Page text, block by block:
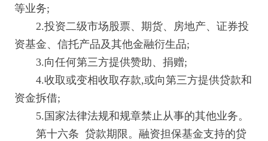
等业务;
2.投资二级市场股票、期货、房地产、证券投
资基金、信托产品及其他金融衍生品;
3.向任何第三方提供赞助、捐赠;
4.收取或变相收取存款,或向第三方提供贷款和
资金拆借;
5.国家法律法规和规章禁止从事的其他业务。
第十六条 贷款期限。融资担保基金支持的贷